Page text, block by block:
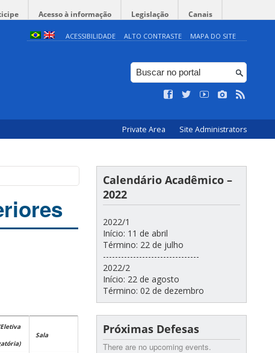
Acesso à informação Legislação Canais
ACESSIBILIDADE ALTO CONTRASTE MAPA DO SITE
Private Area Site Administrators
Sala
Calendário Acadêmico –
2022
2022/1
Início: 11 de abril
Término: 22 de julho
--------------------------------
2022/2
Início: 22 de agosto
Término: 02 de dezembro
Próximas Defesas
There are no upcoming events.